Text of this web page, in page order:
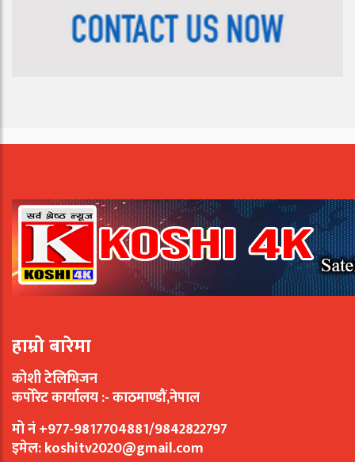
हाम्रो बारेमा
कोशी टेलिभिजन
कर्पोरेट कार्यालय :- काठमाण्डौं,नेपाल
मो नं +977-9817704881/9842822797
इमेल:koshitv2020@gmail.com